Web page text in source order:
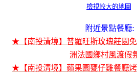
檢視較大的地圖
附近景點餐廳:
★【南投清境】普羅旺斯玫瑰莊園
洲法國鄉村風渡假
★【南投清境】蘋果園甕仔雞餐廳